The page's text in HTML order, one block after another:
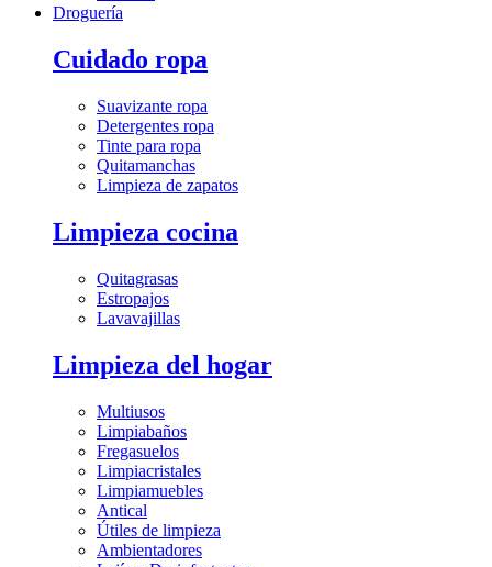
Droguería
Cuidado ropa
Suavizante ropa
Detergentes ropa
Tinte para ropa
Quitamanchas
Limpieza de zapatos
Limpieza cocina
Quitagrasas
Estropajos
Lavavajillas
Limpieza del hogar
Multiusos
Limpiabaños
Fregasuelos
Limpiacristales
Limpiamuebles
Antical
Útiles de limpieza
Ambientadores